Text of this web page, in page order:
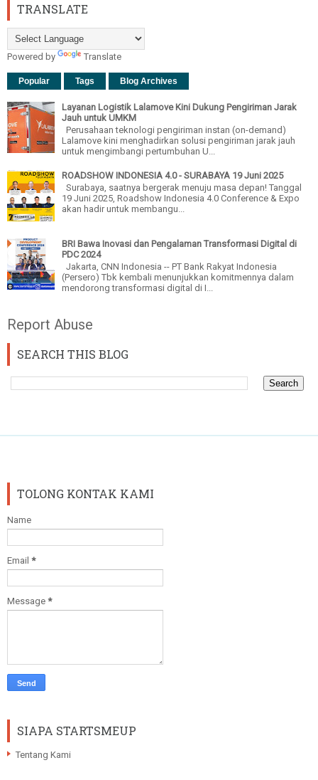
TRANSLATE
Powered by Translate
Popular Tags Blog Archives
Layanan Logistik Lalamove Kini Dukung Pengiriman Jarak
Jauh untuk UMKM
Perusahaan teknologi pengiriman instan (on-demand)
Lalamove kini menghadirkan solusi pengiriman jarak jauh
untuk mengimbangi pertumbuhan U...
ROADSHOW INDONESIA 4.0 - SURABAYA 19 Juni 2025
Surabaya, saatnya bergerak menuju masa depan! Tanggal
19 Juni 2025, Roadshow Indonesia 4.0 Conference & Expo
akan hadir untuk membangu...
BRI Bawa Inovasi dan Pengalaman Transformasi Digital di
PDC 2024
Jakarta, CNN Indonesia -- PT Bank Rakyat Indonesia
(Persero) Tbk kembali menunjukkan komitmennya dalam
mendorong transformasi digital di I...
Report Abuse
SEARCH THIS BLOG
TOLONG KONTAK KAMI
Name
Email *
Message *
SIAPA STARTSMEUP
Tentang Kami